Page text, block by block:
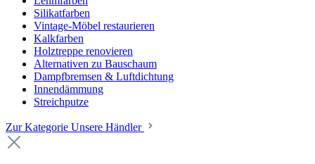
Silikatfarben
Vintage-Möbel restaurieren
Kalkfarben
Holztreppe renovieren
Alternativen zu Bauschaum
Dampfbremsen & Luftdichtung
Innendämmung
Streichputze
Zur Kategorie Unsere Händler